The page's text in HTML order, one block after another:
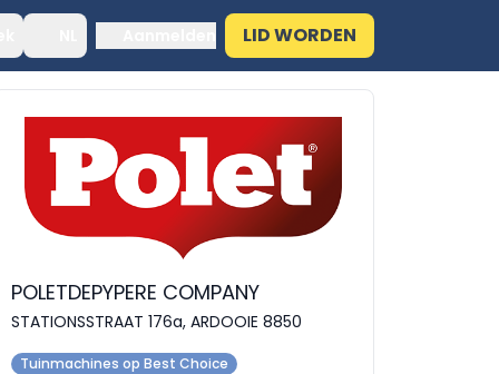
LID WORDEN
POLETDEPYPERE COMPANY
STATIONSSTRAAT 176a, ARDOOIE 8850
Tuinmachines op Best Choice